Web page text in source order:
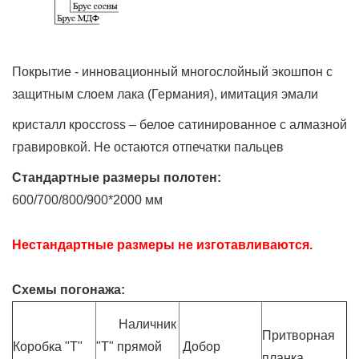
Покрытие - инновационный многослойный экошпон с
защитным слоем лака (Германия), имитация эмали
кристалл кроссross – белое сатинированное с алмазной
гравировкой. Не остаются отпечатки пальцев
Стандартные размеры полотен:
600/700/800/900*2000 мм
Нестандартные размеры не изготавливаются.
Схемы погонажа:
Коробка "Т"
Наличник
"Т" прямой
Добор
Притворная